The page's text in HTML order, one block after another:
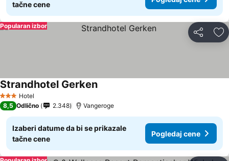
tačne cene
Deli
Popularan izbor
3 Zvezdice
Hotel
Strandhotel GerkenPogledaj cene
8,5 Odlično 2.348 Vangeroge
Izaberi datume da bi se prikazale
tačne cene
Pogledaj cene